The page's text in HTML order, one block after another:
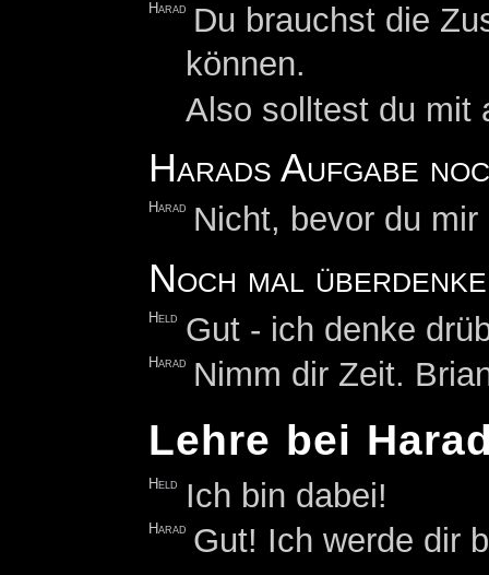
Harad
Du brauchst die
können.
Also solltest du mit
Harads Aufgabe
Harad Nicht, bevor du
Noch mal
Held Gut - ich denke
Harad Nimm dir Zeit.
Lehre bei
Held Ich bin dabei!
Harad Gut! Ich werde dir